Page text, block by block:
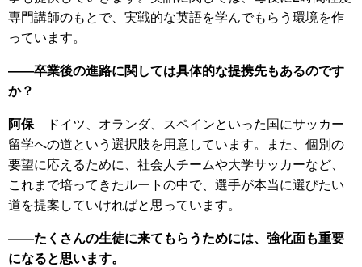
専門講師のもとで、実戦的な英語を学んでもらう環境を作
っています。
――卒業後の進路に関しては具体的な提携先もあるのです
か？
阿保ドイツ、オランダ、スペインといった国にサッカー
留学への道という選択肢を用意しています。また、個別の
要望に応えるために、社会人チームや大学サッカーなど、
これまで培ってきたルートの中で、選手が本当に選びたい
道を提案していければと思っています。
――たくさんの生徒に来てもらうためには、強化面も重要
になると思います。